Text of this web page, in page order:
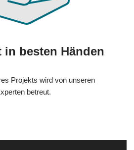
in besten Händen
Projekts wird von unseren
betreut.